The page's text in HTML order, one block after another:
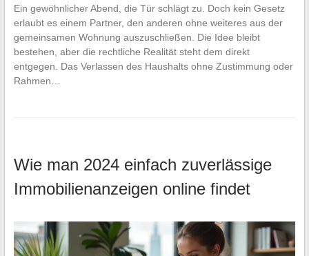
Ein gewöhnlicher Abend, die Tür schlägt zu. Doch kein Gesetz
erlaubt es einem Partner, den anderen ohne weiteres aus der
gemeinsamen Wohnung auszuschließen. Die Idee bleibt
bestehen, aber die rechtliche Realität steht dem direkt
entgegen. Das Verlassen des Haushalts ohne Zustimmung oder
Rahmen…
Wie man 2024 einfach zuverlässige
Immobilienanzeigen online findet